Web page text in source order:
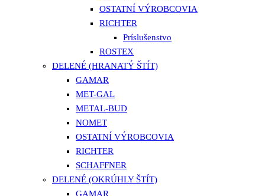
OSTATNÍ VÝROBCOVIA
RICHTER
Príslušenstvo
ROSTEX
DELENÉ (HRANATÝ ŠTÍT)
GAMAR
MET-GAL
METAL-BUD
NOMET
OSTATNÍ VÝROBCOVIA
RICHTER
SCHAFFNER
DELENÉ (OKRÚHLY ŠTÍT)
GAMAR